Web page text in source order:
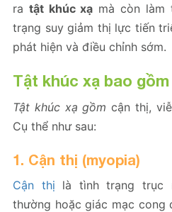
ra tật khúc xạ mà còn làm
trạng suy giảm thị lực tiến
phát hiện và điều chỉnh sớm.
Tật khúc xạ bao
Tật khúc xạ gồm cận thị,
Cụ thể như sau:
1. Cận thị (myopia)
Cận thị là tình trạng trục
thường hoặc giác mạc cong